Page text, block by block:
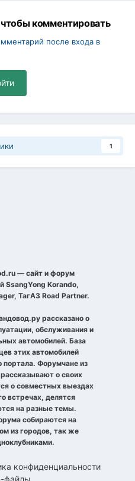
комментировать
после входа в
1
— сайт и форум
SsangYong Korando,
ТагАЗ Road Partner.
рассказано о
обслуживания и
автомобилей. База
этих автомобилей
портала. Форумчане из
о своих
о совместных выездах
встречах, делятся
на разные темы.
собираются на
из городов, так же
конфиденциальности